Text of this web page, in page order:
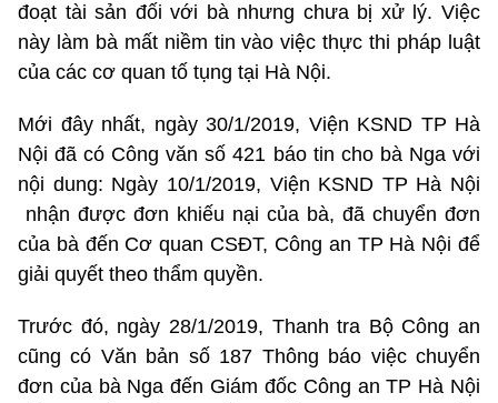
đoạt tài sản đối với bà nhưng chưa bị xử lý. Việc
này làm bà mất niềm tin vào việc thực thi pháp luật
của các cơ quan tố tụng tại Hà Nội.
Mới đây nhất, ngày 30/1/2019, Viện KSND TP Hà
Nội đã có Công văn số 421 báo tin cho bà Nga với
nội dung: Ngày 10/1/2019, Viện KSND TP Hà Nội
nhận được đơn khiếu nại của bà, đã chuyển đơn
của bà đến Cơ quan CSĐT, Công an TP Hà Nội để
giải quyết theo thẩm quyền.
Trước đó, ngày 28/1/2019, Thanh tra Bộ Công an
cũng có Văn bản số 187 Thông báo việc chuyển
đơn của bà Nga đến Giám đốc Công an TP Hà Nội